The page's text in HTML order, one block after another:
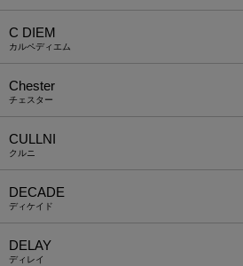
C DIEM
カルペディエム
Chester
チェスター
CULLNI
クルニ
DECADE
ディケイド
DELAY
ディレイ